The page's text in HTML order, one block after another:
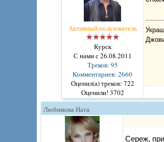
Активный пользователь
Курск
С нами с 26.08.2011
Треков: 95
Комментариев: 2660
Оценил(а) треков: 722
Оценили! 3702
Любимова Ната
Сереж,